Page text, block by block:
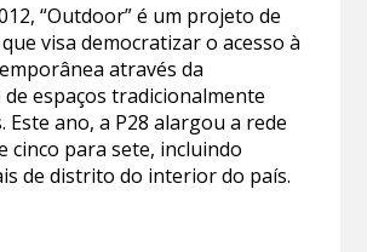
“Outdoor” é um projeto de
visa democratizar o acesso à
através da
espaços tradicionalmente
Este ano, a P28 alargou a rede
cinco para sete, incluindo
de distrito do interior do país.